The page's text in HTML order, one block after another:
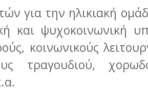
για την ηλικιακή
και ψυχοκοινωνική
κοινωνικούς
τραγουδιού,